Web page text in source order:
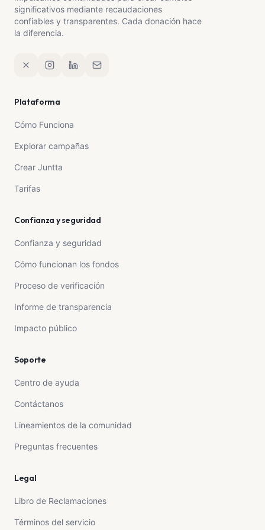
significativos mediante recaudaciones
confiables y transparentes. Cada donación hace
la diferencia.
Plataforma
Cómo Funciona
Explorar campañas
Crear Juntta
Tarifas
Confianza y seguridad
Confianza y seguridad
Cómo funcionan los fondos
Proceso de verificación
Informe de transparencia
Impacto público
Soporte
Centro de ayuda
Contáctanos
Lineamientos de la comunidad
Preguntas frecuentes
Legal
Libro de Reclamaciones
Términos del servicio